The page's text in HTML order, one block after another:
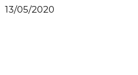
13/05/2020